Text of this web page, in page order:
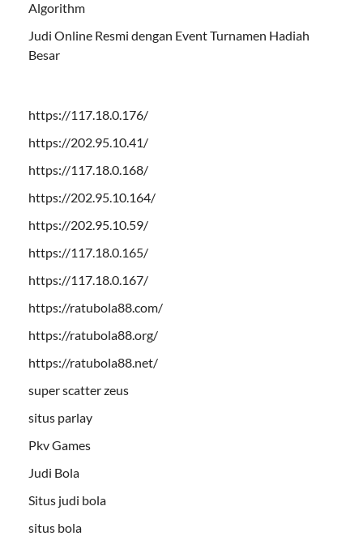
Algorithm
Judi Online Resmi dengan Event Turnamen Hadiah
Besar
https://117.18.0.176/
https://202.95.10.41/
https://117.18.0.168/
https://202.95.10.164/
https://202.95.10.59/
https://117.18.0.165/
https://117.18.0.167/
https://ratubola88.com/
https://ratubola88.org/
https://ratubola88.net/
super scatter zeus
situs parlay
Pkv Games
Judi Bola
Situs judi bola
situs bola